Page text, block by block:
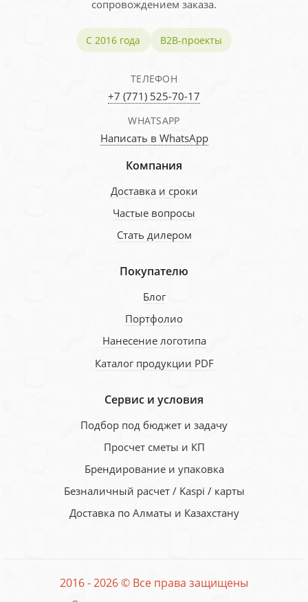
сопровождением заказа.
С 2016 года B2B-проекты
ТЕЛЕФОН
+7 (771) 525-70-17
WHATSAPP
Написать в WhatsApp
Компания
Доставка и сроки
Частые вопросы
Стать дилером
Покупателю
Блог
Портфолио
Нанесение логотипа
Каталог продукции PDF
Сервис и условия
Подбор под бюджет и задачу
Просчет сметы и КП
Брендирование и упаковка
Безналичный расчет / Kaspi / карты
Доставка по Алматы и Казахстану
2016 - 2026 © Все права защищены